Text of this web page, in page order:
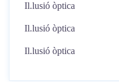
Il.lusió òptica
Il.lusió òptica
Il.lusió òptica